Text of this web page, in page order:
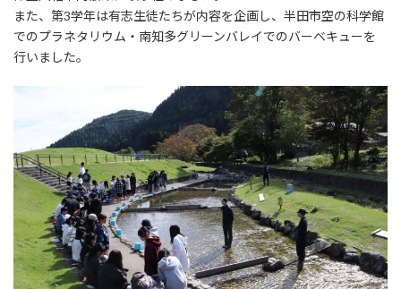
また、第3学年は有志生徒たちが内容を企画し、半田市空の科学館
でのプラネタリウム・南知多グリーンバレイでのバーベキューを
行いました。